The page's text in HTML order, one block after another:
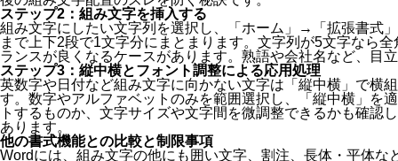
ステップ2：組み文字を挿入する
組み文字にしたい文字列を選択し、「ホーム」→「拡張書式
まで上下2段で1文字分にまとまります。文字列が5文字なら
ランスが良くなるケースがあります。熟語や会社名など、目
ステップ3：縦中横とフォント調整による応用処理
英数字や日付など組み文字に向かない文字は「縦中横」で横
す。数字やアルファベットのみを範囲選択し、「縦中横」を
トするものか、文字サイズや文字間を微調整できるかも確認
あります。
他の書式機能との比較と制限事項
Wordには、組み文字の他にも囲い文字、割注、長体・平体な